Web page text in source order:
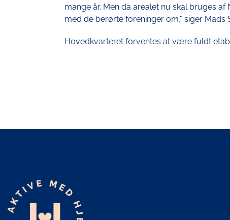
mange år. Men da arealet nu skal bruges af
med de berørte foreninger om," siger Mads
Hovedkvarteret forventes at være fuldt